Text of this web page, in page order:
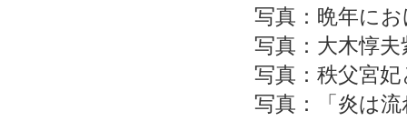
写真：晩年に
写真：大木惇
写真：秩父宮
写真：「炎は